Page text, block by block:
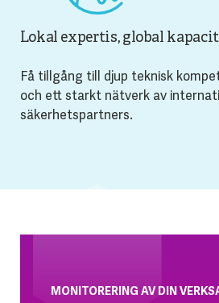
Lokal expertis, global
Få tillgång till djup teknisk
och ett starkt nätverk av
säkerhetspartners.
MONITORERING AV DIN